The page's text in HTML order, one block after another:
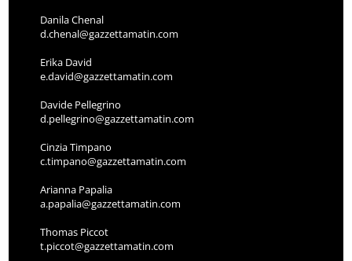
Danila Chenal
d.chenal@gazzettamatin.com
Erika David
e.david@gazzettamatin.com
Davide Pellegrino
d.pellegrino@gazzettamatin.com
Cinzia Timpano
c.timpano@gazzettamatin.com
Arianna Papalia
a.papalia@gazzettamatin.com
Thomas Piccot
t.piccot@gazzettamatin.com